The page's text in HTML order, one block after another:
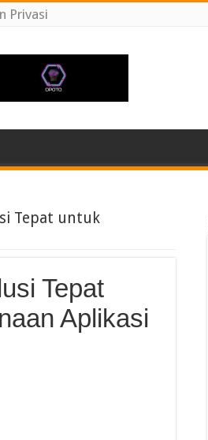
Privasi
Tepat untuk
Tepat
Aplikasi